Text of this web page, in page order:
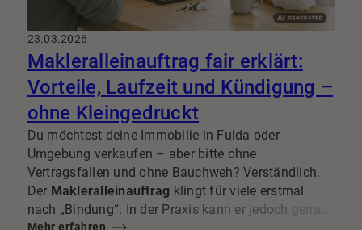
23.03.2026
Makleralleinauftrag fair erklärt:
Vorteile, Laufzeit und Kündigung –
ohne Kleingedruckt
Du möchtest deine Immobilie in Fulda oder
Umgebung verkaufen – aber bitte ohne
Vertragsfallen und ohne Bauchweh? Verständlich.
Der Makleralleinauftrag klingt für viele erstmal
nach „Bindung“. In der Praxis kann er jedoch genau
Mehr erfahren